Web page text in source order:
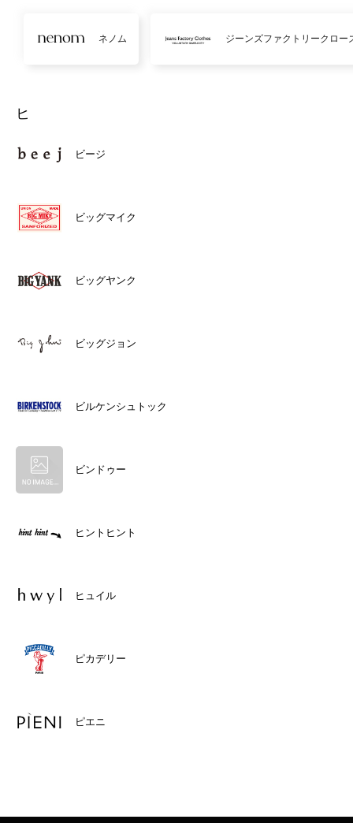
ネノム ジーンズファクトリークロー
ヒ
ビージ
ビッグマイク
ビッグヤンク
ビッグジョン
ビルケンシュトック
ビンドゥー
ヒントヒント
ヒュイル
ピカデリー
ピエニ